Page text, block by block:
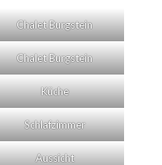
Chalet Burgstein
Chalet Burgstein
Küche
Schlafzimmer
Aussicht